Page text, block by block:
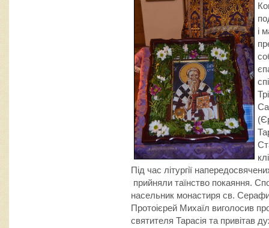
і
Під час літургії
прийняли таїнство покаяння.
насельник монастиря св.
Протоієрей Михаїл виголосив
святителя Тарасія та привітав